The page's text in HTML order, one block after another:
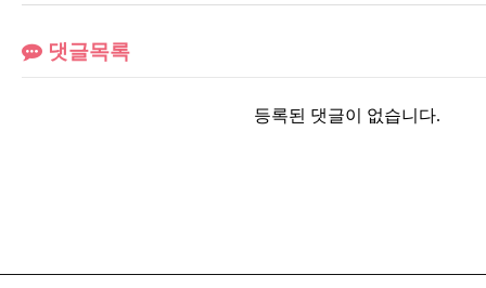
댓글목록
등록된 댓글이 없습니다.